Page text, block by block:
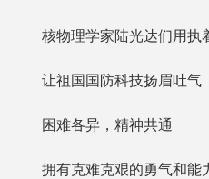
核物理学家陆光达们用执
让祖国国防科技扬眉吐气
困难各异，精神共通
拥有克难克艰的勇气和能